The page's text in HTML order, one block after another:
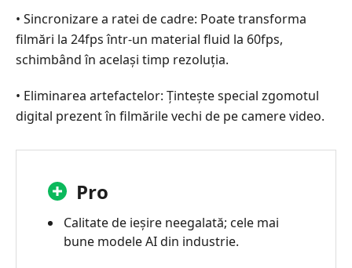
• Sincronizare a ratei de cadre: Poate transforma
filmări la 24fps într-un material fluid la 60fps,
schimbând în același timp rezoluția.
• Eliminarea artefactelor: Țintește special zgomotul
digital prezent în filmările vechi de pe camere video.
Pro
Calitate de ieșire neegalată; cele mai
bune modele AI din industrie.